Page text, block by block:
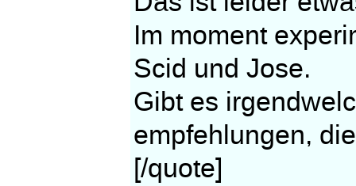
Im moment
Scid und Jose.
Gibt es
empfehlungen,
[/quote]